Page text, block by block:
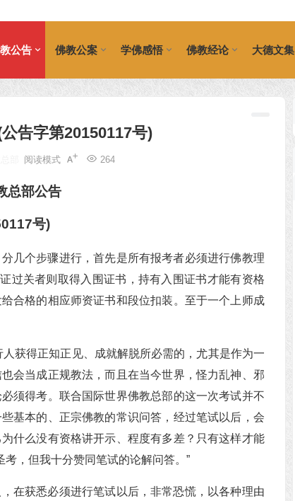
公告 佛教公案 学佛感悟 佛教经论 大德文集
告字第20150117号)
264
阅读模式
总部公告
号)
几个步骤进行，首先是所有报考者必须进行佛教理
过关者则取得入围证书，持有入围证书才能有资格
合格的相应师资证书和段位扣装。至于一个上师成
获得正知正见、成就解脱所必需的，尤其是作为一
会当成正规教法，而且在当今世界，怪力乱神、邪
须得考。联合国际世界佛教总部的这一次考试并不
基本的、正宗佛教的常识问答，经过笔试以后，会
什么没有资格讲开示、程度有多差？只有这样才能
，但我十分赞同笔试的论解问答。”
在获悉必须进行笔试以后，非常恐慌，以各种理由